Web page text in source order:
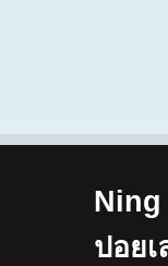
Ning
ปอย